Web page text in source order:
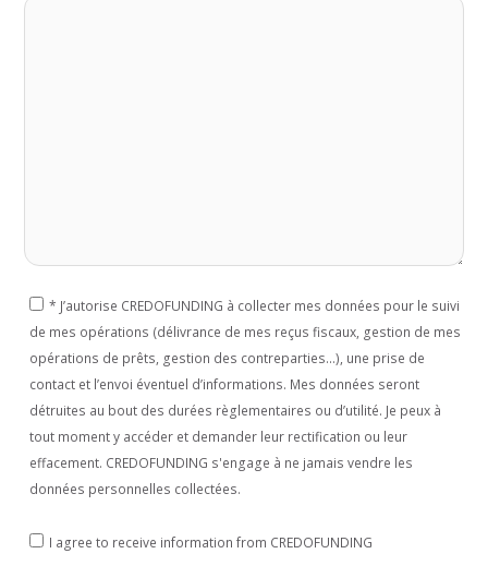
* J’autorise CREDOFUNDING à collecter mes données pour le suivi
de mes opérations (délivrance de mes reçus fiscaux, gestion de mes
opérations de prêts, gestion des contreparties...), une prise de
contact et l’envoi éventuel d’informations. Mes données seront
détruites au bout des durées règlementaires ou d’utilité. Je peux à
tout moment y accéder et demander leur rectification ou leur
effacement. CREDOFUNDING s'engage à ne jamais vendre les
données personnelles collectées.
I agree to receive information from CREDOFUNDING